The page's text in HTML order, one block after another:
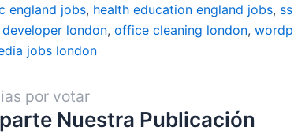
england jobs, health education england jobs,
london, office cleaning london,
jobs london
por votar
Nuestra Publicación